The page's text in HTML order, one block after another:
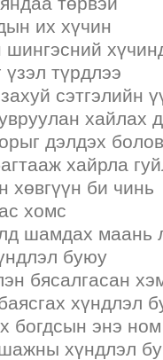
их хүчин
түрдлээ
сэтгэлийн
хайлах
дэлдэх
хайрла
хөвгүүн би чинь
хомс
шамдах маань
буюу
бясалгасан
хүндлэл
богдсын энэ
хүндлэл